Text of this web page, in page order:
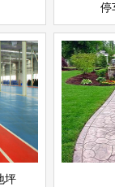
停
坪
压
彩色地坪
查看详情
立即询问